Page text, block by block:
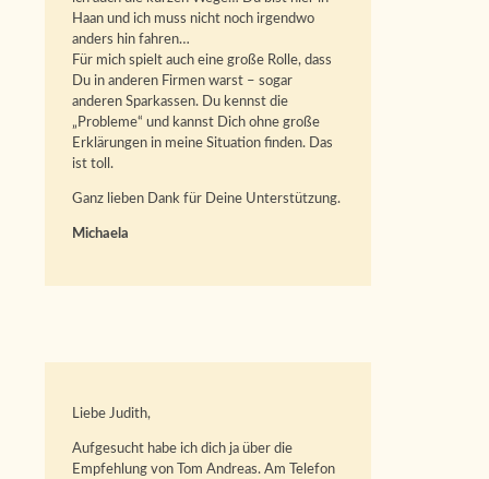
Haan und ich muss nicht noch irgendwo
anders hin fahren…
Für mich spielt auch eine große Rolle, dass
Du in anderen Firmen warst – sogar
anderen Sparkassen. Du kennst die
„Probleme“ und kannst Dich ohne große
Erklärungen in meine Situation finden. Das
ist toll.
Ganz lieben Dank für Deine Unterstützung.
Michaela
Liebe Judith,
Aufgesucht habe ich dich ja über die
Empfehlung von Tom Andreas. Am Telefon